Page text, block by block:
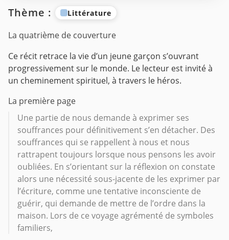
Thème : Littérature
La quatrième de couverture
Ce récit retrace la vie d’un jeune garçon s’ouvrant
progressivement sur le monde. Le lecteur est invité à
un cheminement spirituel, à travers le héros.
La première page
Une partie de nous demande à exprimer ses
souffrances pour définitivement s’en détacher. Des
souffrances qui se rappellent à nous et nous
rattrapent toujours lorsque nous pensons les avoir
oubliées. En s’orientant sur la réflexion on constate
alors une nécessité sous-jacente de les exprimer par
l’écriture, comme une tentative inconsciente de
guérir, qui demande de mettre de l’ordre dans la
maison. Lors de ce voyage agrémenté de symboles
familiers,